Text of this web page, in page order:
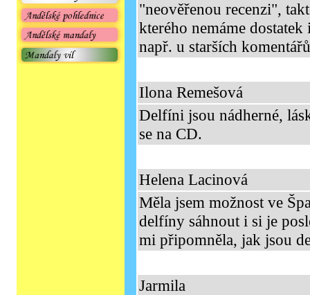
"neověřenou recenzi",
kterého nemáme
např. u starších
Ilona Remešová
Delfíni jsou nádherné,
se na CD.
Helena Lacinová
Měla jsem možnost ve
delfíny sáhnout i si je
mi připomněla, jak jsou
Jarmila